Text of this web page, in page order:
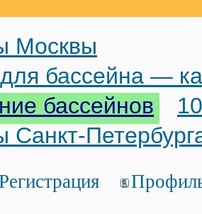
Москвы
бассейна —
бассейнов
Санкт-